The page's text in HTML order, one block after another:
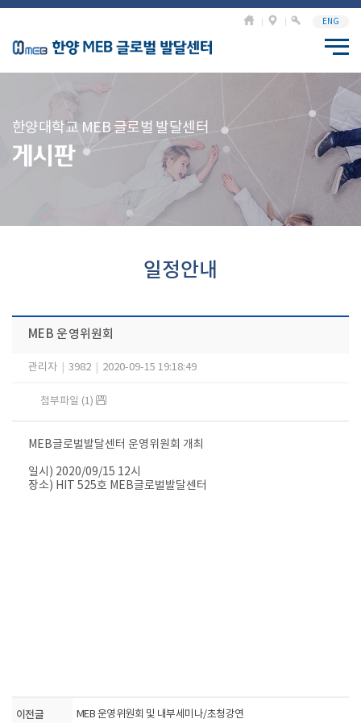
ENG
한양대학교 MEB 글로벌 발달센터
게시판
일정안내
MEB 운영위원회
관리자 3982 2020-09-15 19:18:49
첨부파일 (1)
MEB글로벌발달센터 운영위원회 개최
일시) 2020/09/15 12시
장소) HIT 525호 MEB글로벌발달센터​
이전글 MEB 운영위원회 및 내부세미나/초청강연